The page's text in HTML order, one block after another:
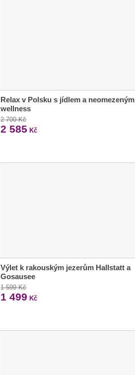
Relax v Polsku s jídlem a neomezeným
wellness
2 700 Kč
2 585 Kč
Výlet k rakouským jezerům Hallstatt a
Gosausee
1 599 Kč
1 499 Kč